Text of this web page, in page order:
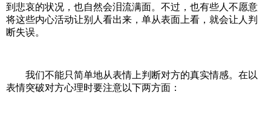
到悲哀的状况，也自然会泪流满面。不过，也有些人不愿意
将这些内心活动让别人看出来，单从表面上看，就会让人判
断失误。
我们不能只简单地从表情上判断对方的真实情感。在以
表情突破对方心理时要注意以下两方面：